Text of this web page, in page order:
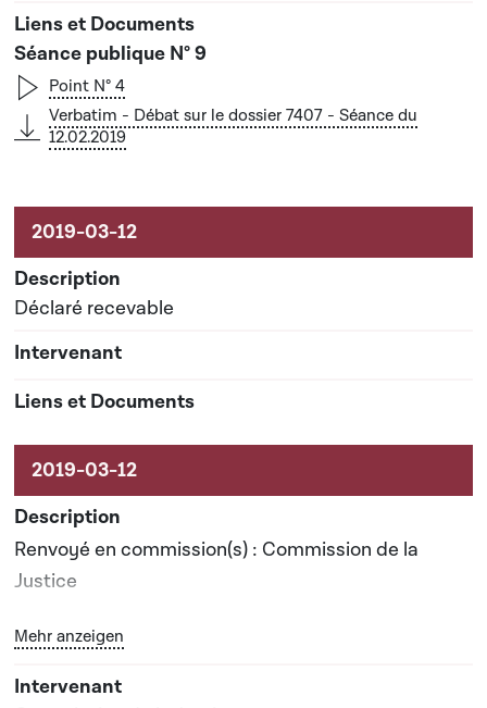
Séance publique N° 9
Point N° 4
Verbatim - Débat sur le dossier 7407 - Séance du
12.02.2019
Déclaré recevable
Renvoyé en commission(s) : Commission de la
Justice
Date prévisionnelle du rapport de commission : 10-
02-2021
Bouton graphique servant à afficher ou cacher tous
Mehr anzeigen